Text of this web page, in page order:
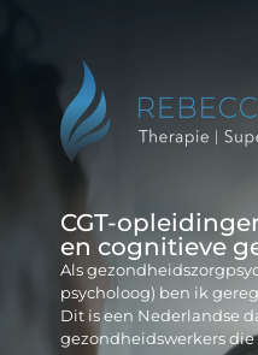
CGT-
en cognitieve
Als
psycholoog) ben ik
Dit is een Nederlandse
gezondheidswerkers